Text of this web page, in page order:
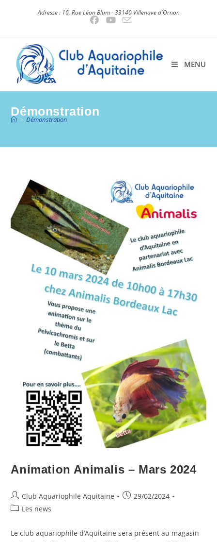
Adresse : 16, Rue Léon Blum - 33140 Villenave d'Ornon
MENU
Démonstration
> Démonstration
Animation Animalis – Mars 2024
Auteur/autrice
de
Club Aquariophile Aquitaine
Publication
29/02/2024
PostLes news
Le club aquariophile d’Aquitaine sera présent au magasin